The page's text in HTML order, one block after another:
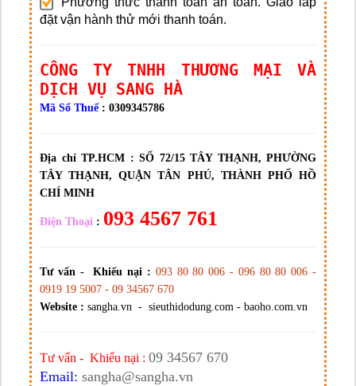
đặt vận hành thử mới thanh toán.
CÔNG TY TNHH THƯƠNG MẠI VÀ
DỊCH VỤ SANG HÀ
Mã Số Thuế : 0309345786
Địa chỉ TP.HCM : SỐ 72/15 TÂY THẠNH, PHƯỜNG
TÂY THẠNH, QUẬN TÂN PHÚ, THÀNH PHỐ HỒ
CHÍ MINH
Điện Thoại : 093 4567 761
Tư vấn - Khiếu nại : 093 80 80 006 - 096 80 80 006 -
0919 19 5007 - 09 34567 670
Website : sangha.vn - sieuthidodung.com - baoho.com.vn
Tư vấn - Khiếu nại : 09 34567 670
Email: sangha@sangha.vn